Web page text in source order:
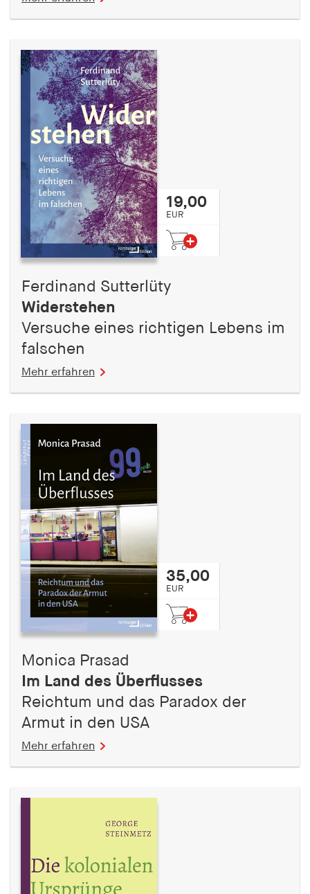
19,00
EUR
Ferdinand Sutterlüty
Widerstehen
Versuche eines richtigen Lebens im
falschen
Mehr erfahren
35,00
EUR
Monica Prasad
Im Land des Überflusses
Reichtum und das Paradox der
Armut in den USA
Mehr erfahren